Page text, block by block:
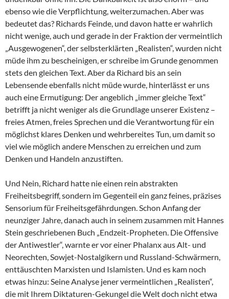
ebenso wie die Verpflichtung, weiterzumachen. Aber was
bedeutet das? Richards Feinde, und davon hatte er wahrlich
nicht wenige, auch und gerade in der Fraktion der vermeintlich
„Ausgewogenen“, der selbsterklärten „Realisten“, wurden nicht
müde ihm zu bescheinigen, er schreibe im Grunde genommen
stets den gleichen Text. Aber da Richard bis an sein
Lebensende ebenfalls nicht müde wurde, hinterlässt er uns
auch eine Ermutigung: Der angeblich „immer gleiche Text“
betrifft ja nicht weniger als die Grundlage unserer Existenz –
freies Atmen, freies Sprechen und die Verantwortung für ein
möglichst klares Denken und wehrbereites Tun, um damit so
viel wie möglich andere Menschen zu erreichen und zum
Denken und Handeln anzustiften.
Und Nein, Richard hatte nie einen rein abstrakten
Freiheitsbegriff, sondern im Gegenteil ein ganz feines, präzises
Sensorium für Freiheitsgefährdungen. Schon Anfang der
neunziger Jahre, danach auch in seinem zusammen mit Hannes
Stein geschriebenen Buch „Endzeit-Propheten. Die Offensive
der Antiwestler“, warnte er vor einer Phalanx aus Alt- und
Neorechten, Sowjet-Nostalgikern und Russland-Schwärmern,
enttäuschten Marxisten und Islamisten. Und es kam noch
etwas hinzu: Seine Analyse jener vermeintlichen „Realisten“,
die mit Ihrem Diktaturen-Gekungel die Welt doch nicht etwa